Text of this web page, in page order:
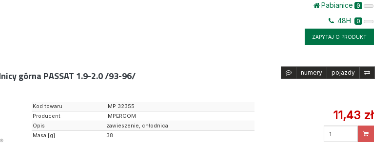
Pabianice 0
48H 0
ZAPYTAJ O PRODUKT
górna PASSAT 1.9-2.0 /93-96/ numery pojazdy
11,43 zł
Kod towaru
IMP 32355
Producent
IMPERGOM
Opis
zawieszenie, chłodnica
Masa [g]
38